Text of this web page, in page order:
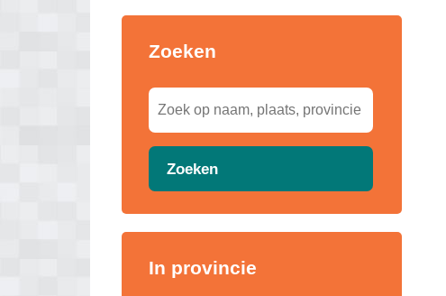
Zoeken
Zoeken
In provincie